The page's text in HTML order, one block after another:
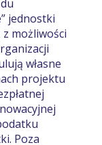
jednostki
możliwości
własne
projektu
Poza